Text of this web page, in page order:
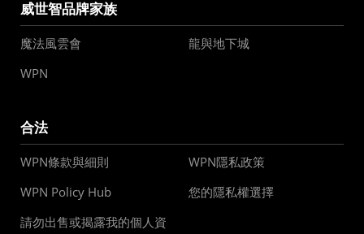
威世智品牌家族
魔法風雲會
龍與地下城
WPN
合法
WPN條款與細則
WPN隱私政策
WPN Policy Hub
您的隱私權選擇
請勿出售或揭露我的個人資